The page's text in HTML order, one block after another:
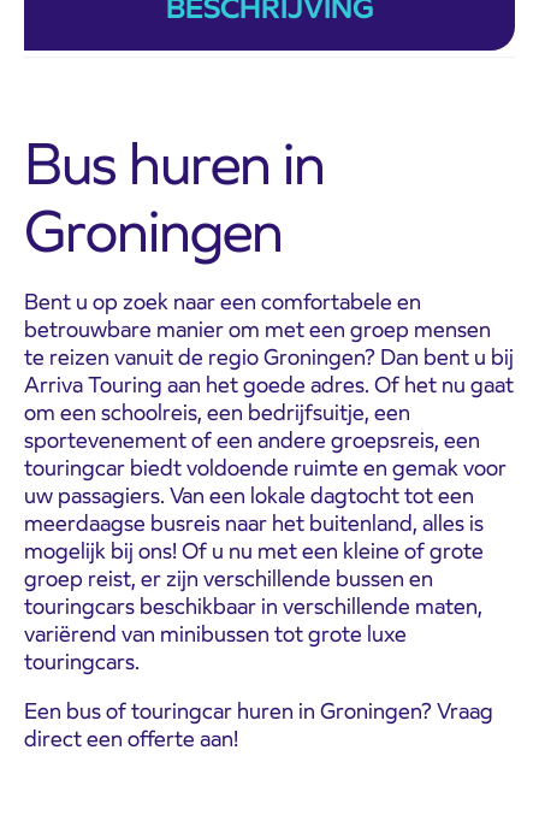
Bus huren in
Groningen
Bent u op zoek naar een comfortabele en
betrouwbare manier om met een groep mensen
te reizen vanuit de regio Groningen? Dan bent u bij
Arriva Touring aan het goede adres. Of het nu gaat
om een schoolreis, een bedrijfsuitje, een
sportevenement of een andere groepsreis, een
touringcar biedt voldoende ruimte en gemak voor
uw passagiers. Van een lokale dagtocht tot een
meerdaagse busreis naar het buitenland, alles is
mogelijk bij ons! Of u nu met een kleine of grote
groep reist, er zijn verschillende bussen en
touringcars beschikbaar in verschillende maten,
variërend van minibussen tot grote luxe
touringcars.
Een bus of touringcar huren in Groningen? Vraag
direct een offerte aan!